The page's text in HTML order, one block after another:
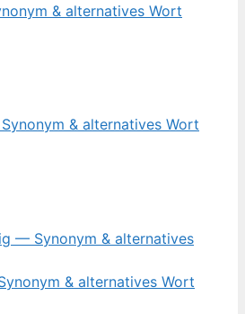
& alternatives Wort
& alternatives Wort
— Synonym & alternatives
& alternatives Wort